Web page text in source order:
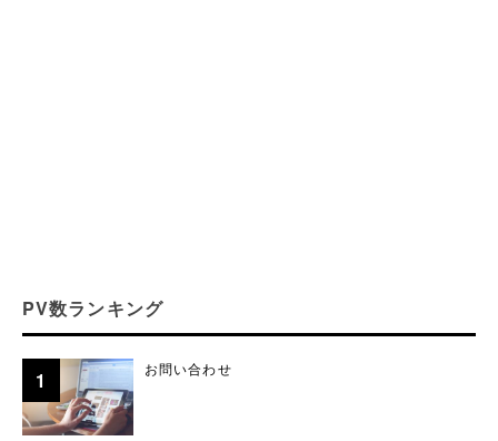
PV数ランキング
お問い合わせ